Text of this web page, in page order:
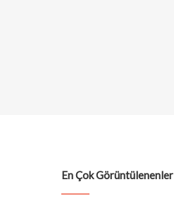
En Çok Görüntülenenler